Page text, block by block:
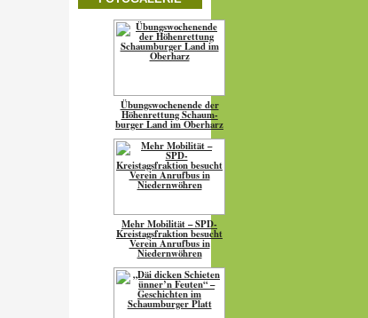
Übungs­wo­chen­ende der
Höhen­ret­tung Schaum­
burger Land im Oberharz
Mehr Mobilität – SPD-
Kreistagsfraktion besucht
Verein Anrufbus in
Niedernwöhren